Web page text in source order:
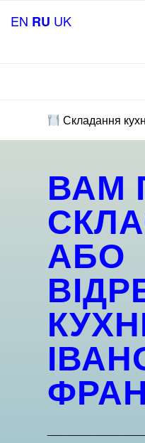
Складання
ВАМ
АБО
EN RU UK